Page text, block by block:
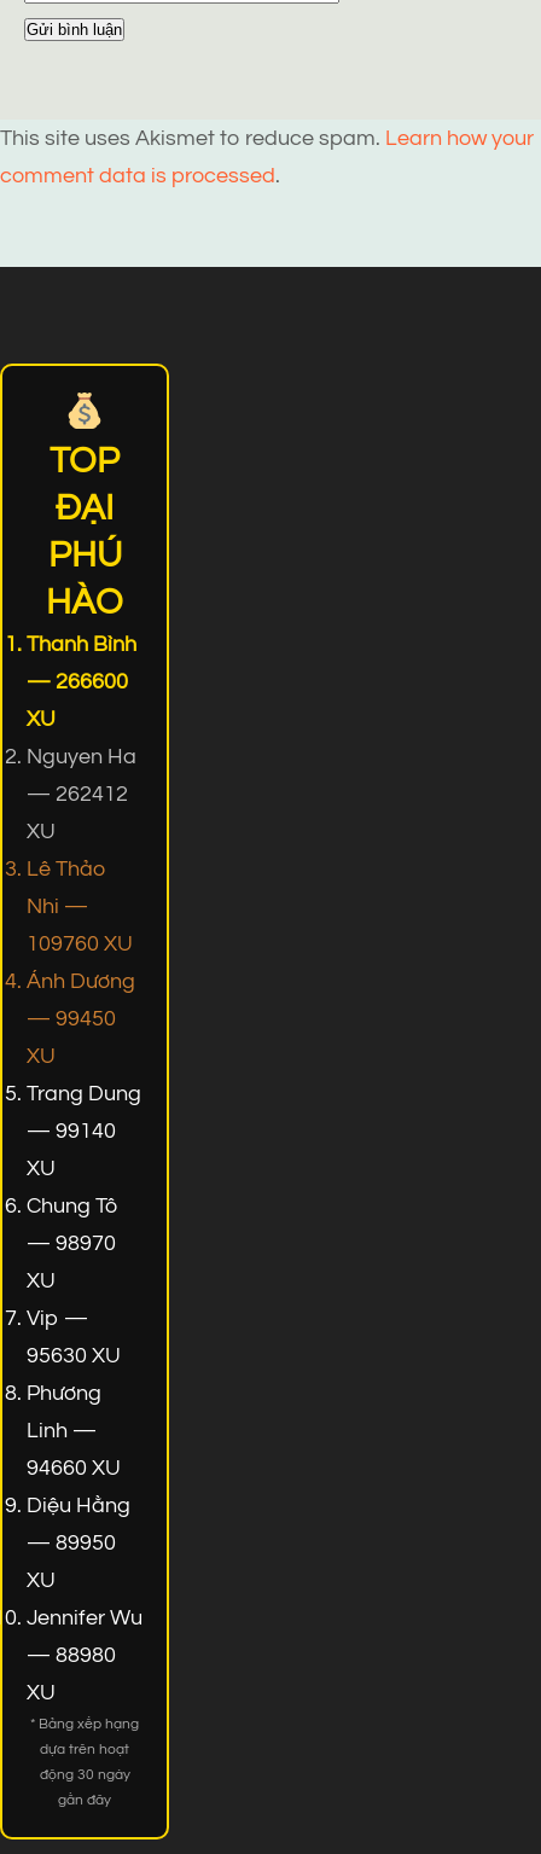
This site uses Akismet to reduce spam. Learn how your
comment data is processed.
TOP
ĐẠI
PHÚ
HÀO
Thanh Bình
— 266600
XU
Nguyen Ha
— 262412
XU
Lê Thảo
Nhi —
109760 XU
Ánh Dương
— 99450
XU
Trang Dung
— 99140
XU
Chung Tô
— 98970
XU
Vip —
95630 XU
Phương
Linh —
94660 XU
Diệu Hằng
— 89950
XU
Jennifer Wu
— 88980
XU
* Bảng xếp hạng
dựa trên hoạt
động 30 ngày
gần đây